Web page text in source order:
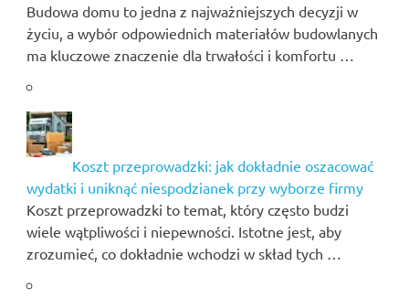
Budowa domu to jedna z najważniejszych decyzji w
życiu, a wybór odpowiednich materiałów budowlanych
ma kluczowe znaczenie dla trwałości i komfortu …
Koszt przeprowadzki: jak dokładnie oszacować
wydatki i uniknąć niespodzianek przy wyborze firmy
Koszt przeprowadzki to temat, który często budzi
wiele wątpliwości i niepewności. Istotne jest, aby
zrozumieć, co dokładnie wchodzi w skład tych …